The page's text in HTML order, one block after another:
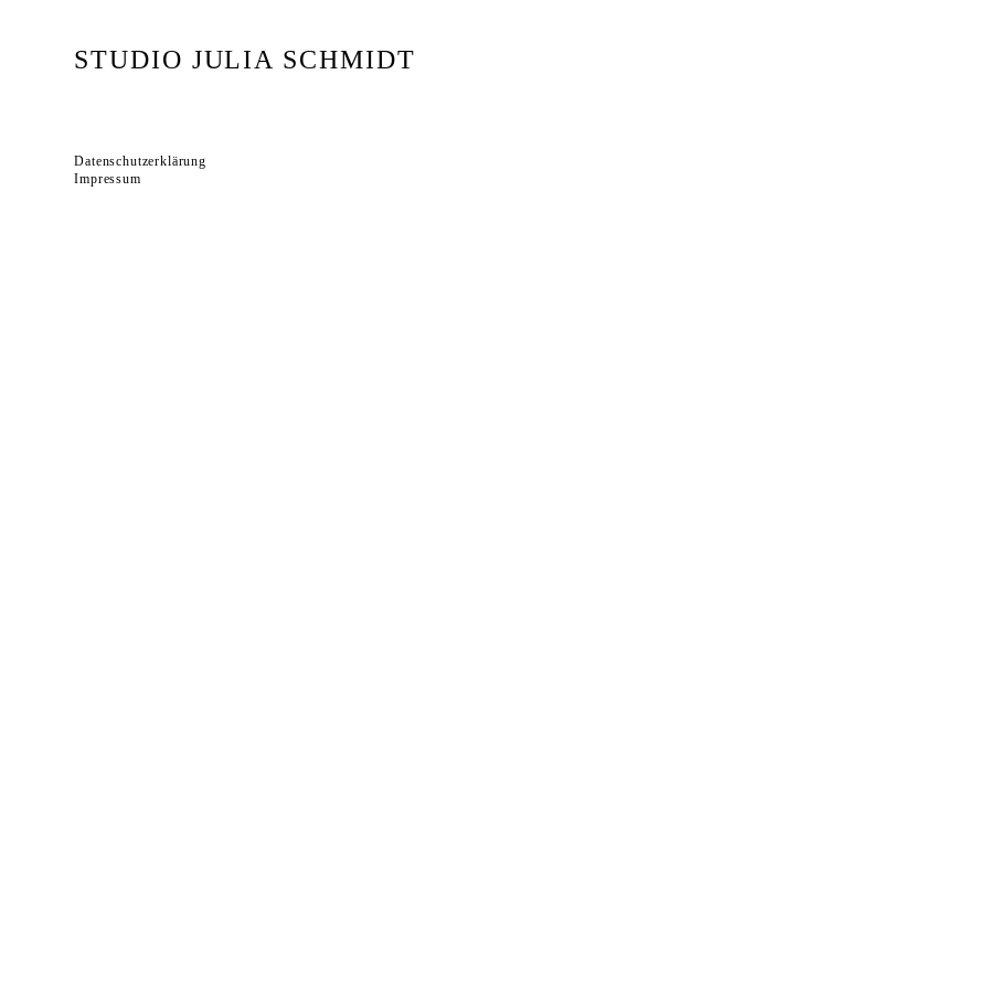
STUDIO JULIA SCHMIDT
Datenschutzerklärung
Impressum